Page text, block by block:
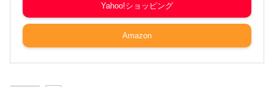
Yahoo!ショッピング
Amazon